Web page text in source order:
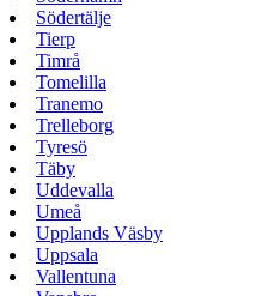
Södertälje
Tierp
Timrå
Tomelilla
Tranemo
Trelleborg
Tyresö
Täby
Uddevalla
Umeå
Upplands Väsby
Uppsala
Vallentuna